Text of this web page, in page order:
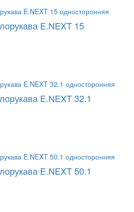
E.NEXT 15
E.NEXT 32.1
E.NEXT 50.1